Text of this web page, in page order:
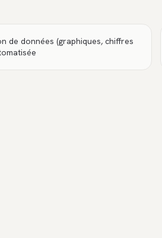
de données (graphiques, chiffres